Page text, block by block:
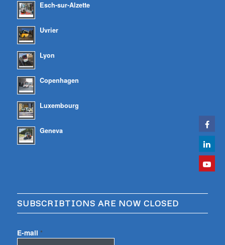
Esch-sur-Alzette
Uvrier
Lyon
Copenhagen
Luxembourg
Geneva
SUBSCRIBTIONS ARE NOW CLOSED
E-mail *